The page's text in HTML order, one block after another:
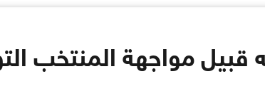
مواجهة المنتخب